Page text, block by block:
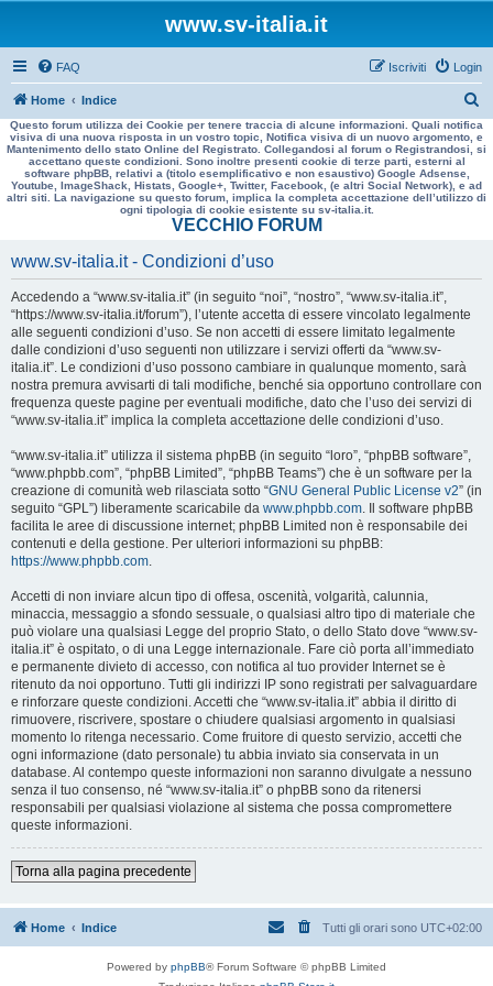
www.sv-italia.it
FAQ Login
Iscriviti
Home Indice
e
r
a
Questo forum utilizza dei Cookie per tenere traccia di alcune informazioni. Quali notifica
visiva di una nuova risposta in un vostro topic, Notifica visiva di un nuovo argomento, e
Mantenimento dello stato Online del Registrato. Collegandosi al forum o Registrandosi, si
accettano queste condizioni. Sono inoltre presenti cookie di terze parti, esterni al
software phpBB, relativi a (titolo esemplificativo e non esaustivo) Google Adsense,
Youtube, ImageShack, Histats, Google+, Twitter, Facebook, (e altri Social Network), e ad
altri siti. La navigazione su questo forum, implica la completa accettazione dell’utilizzo di
ogni tipologia di cookie esistente su sv-italia.it.
VECCHIO FORUM
www.sv-italia.it - Condizioni d’uso
Accedendo a “www.sv-italia.it” (in seguito “noi”, “nostro”, “www.sv-italia.it”,
“https://www.sv-italia.it/forum”), l’utente accetta di essere vincolato legalmente
alle seguenti condizioni d’uso. Se non accetti di essere limitato legalmente
dalle condizioni d’uso seguenti non utilizzare i servizi offerti da “www.sv-
italia.it”. Le condizioni d’uso possono cambiare in qualunque momento, sarà
nostra premura avvisarti di tali modifiche, benché sia opportuno controllare con
frequenza queste pagine per eventuali modifiche, dato che l’uso dei servizi di
“www.sv-italia.it” implica la completa accettazione delle condizioni d’uso.
“www.sv-italia.it” utilizza il sistema phpBB (in seguito “loro”, “phpBB software”,
“www.phpbb.com”, “phpBB Limited”, “phpBB Teams”) che è un software per la
creazione di comunità web rilasciata sotto “GNU General Public License v2” (in
seguito “GPL”) liberamente scaricabile da www.phpbb.com. Il software phpBB
facilita le aree di discussione internet; phpBB Limited non è responsabile dei
contenuti e della gestione. Per ulteriori informazioni su phpBB:
https://www.phpbb.com.
Accetti di non inviare alcun tipo di offesa, oscenità, volgarità, calunnia,
minaccia, messaggio a sfondo sessuale, o qualsiasi altro tipo di materiale che
può violare una qualsiasi Legge del proprio Stato, o dello Stato dove “www.sv-
italia.it” è ospitato, o di una Legge internazionale. Fare ciò porta all’immediato
e permanente divieto di accesso, con notifica al tuo provider Internet se è
ritenuto da noi opportuno. Tutti gli indirizzi IP sono registrati per salvaguardare
e rinforzare queste condizioni. Accetti che “www.sv-italia.it” abbia il diritto di
rimuovere, riscrivere, spostare o chiudere qualsiasi argomento in qualsiasi
momento lo ritenga necessario. Come fruitore di questo servizio, accetti che
ogni informazione (dato personale) tu abbia inviato sia conservata in un
database. Al contempo queste informazioni non saranno divulgate a nessuno
senza il tuo consenso, né “www.sv-italia.it” o phpBB sono da ritenersi
responsabili per qualsiasi violazione al sistema che possa compromettere
queste informazioni.
Torna alla pagina precedente
Home Indice Tutti gli orari sono UTC+02:00
Powered by phpBB® Forum Software © phpBB Limited